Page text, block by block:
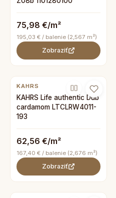
75,98 €/m²
195,03 € / balenie (2,567 m²)
Zobraziť
KAHRS
KAHRS Life authentic Dub
cardamom LTCLRW4011-
193
62,56 €/m²
167,40 € / balenie (2,676 m²)
Zobraziť